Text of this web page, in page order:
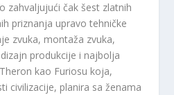
zahvaljujući čak šest zlatnih
priznanja upravo tehničke
zvuka, montaža zvuka,
produkcije i najbolja
kao Furiosu koja,
civilizacije, planira sa ženama